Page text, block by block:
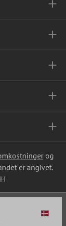
og
er angivet.